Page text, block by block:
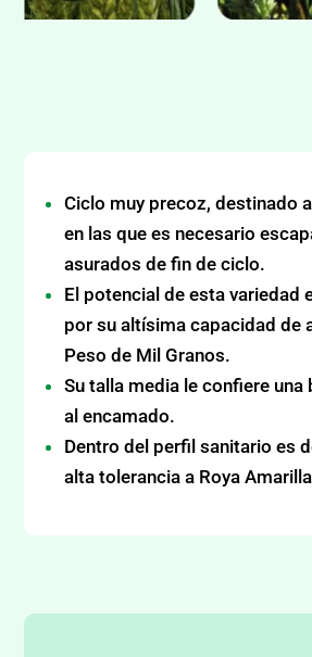
Ciclo muy precoz, destinado
en las que es necesario
asurados de fin de ciclo.
El potencial de esta variedad
por su altísima capacidad de
Peso de Mil Granos.
Su talla media le confiere una
al encamado.
Dentro del perfil sanitario es
alta tolerancia a Roya